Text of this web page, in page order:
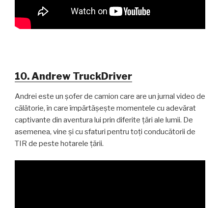
10. Andrew TruckDriver
Andrei este un șofer de camion care are un jurnal video de
călătorie, în care împărtășește momentele cu adevărat
captivante din aventura lui prin diferite țări ale lumii. De
asemenea, vine și cu sfaturi pentru toți conducătorii de
TIR de peste hotarele țării.